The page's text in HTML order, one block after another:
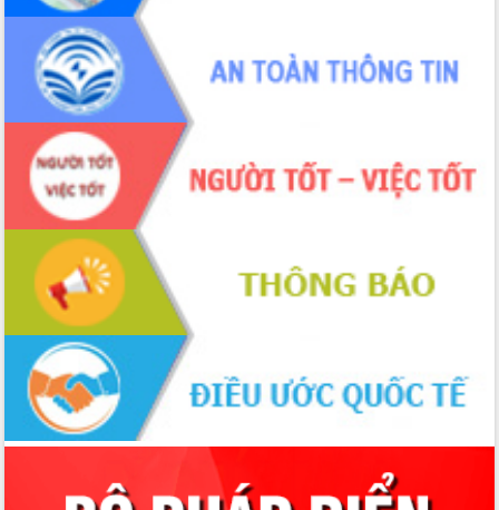
Xây dựng nền hành chính số đồng
hành cùng nông dân dân, doanh nghiệp
Giai đoạn 2026-2030, Đắk Lắk phấn
đấu có 77% xã đạt chuẩn nông thôn
Chuyển đổi số 'mở đường' cho nông
nghiệp Đắk Lắk tăng trưởng bứt phá
Triển khai đồng bộ đo đạc, lập hồ sơ
địa chính, hoàn thiện cơ sở dữ liệu đất
Ứng dụng sinh trắc học - Bước tiến
trong hành trình chuyển đổi số tại Đắk
Đắk Lắk nâng cao hiệu quả công tác
Đảng từ Sổ tay đảng viên điện tử
Đắk Lắk đẩy mạnh nuôi biển công
nghệ, hướng tới phát triển thủy sản
bền vững
Tập huấn nâng cao năng lực triển khai
chuyển đổi số cho cán bộ, công chức